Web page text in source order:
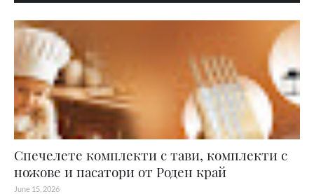
Спечелете комплекти с тави, комплекти с
ножове и пасатори от Роден край
June 15, 2026